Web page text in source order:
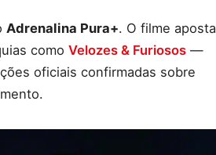
Adrenalina Pura+. O filme aposta
como Velozes & Furiosos —
oficiais confirmadas sobre